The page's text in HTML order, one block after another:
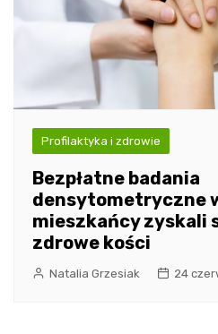
Profilaktyka i zdrowie
Bezpłatne badania
densytometryczne
mieszkańcy zyskali
zdrowe kości
Natalia Grzesiak 24